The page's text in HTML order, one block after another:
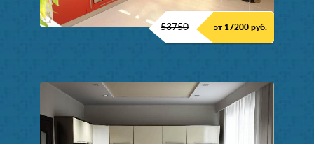
53750 от 17200 руб.